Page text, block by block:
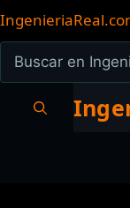
Saltar
al
contenido
Buscar
en